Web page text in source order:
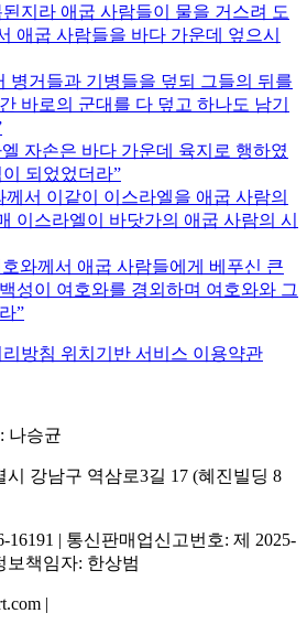
지라 애굽 사람들이 물을 거스려 도
애굽 사람들을 바다 가운데 엎으시
병거들과 기병들을 덮되 그들의 뒤를
바로의 군대를 다 덮고 하나도 남기
자손은 바다 가운데 육지로 행하였
되었었더라
께서 이같이 이스라엘을 애굽 사람의
이스라엘이 바닷가의 애굽 사람의 시
와께서 애굽 사람들에게 베푸신 큰
성이 여호와를 경외하며 여호와와 그
방침 위치기반 서비스 이용약관
나승균
강남구 역삼로3길 17 (혜진빌딩 8
16191 | 통신판매업신고번호: 제 2025-
보책임자: 한상범
|